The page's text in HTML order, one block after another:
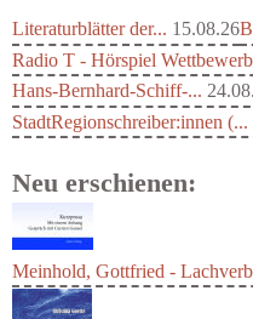
Literaturblätter der... 15.08.26
Radio T - Hörspiel
Hans-Bernhard-Schiff-...
StadtRegionschreiber:innen (...
Neu erschienen:
Meinhold, Gottfried -